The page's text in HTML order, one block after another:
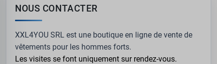
NOUS CONTACTER
XXL4YOU SRL est une boutique en ligne de vente de
vêtements pour les hommes forts.
Les visites se font uniquement sur rendez-vous.